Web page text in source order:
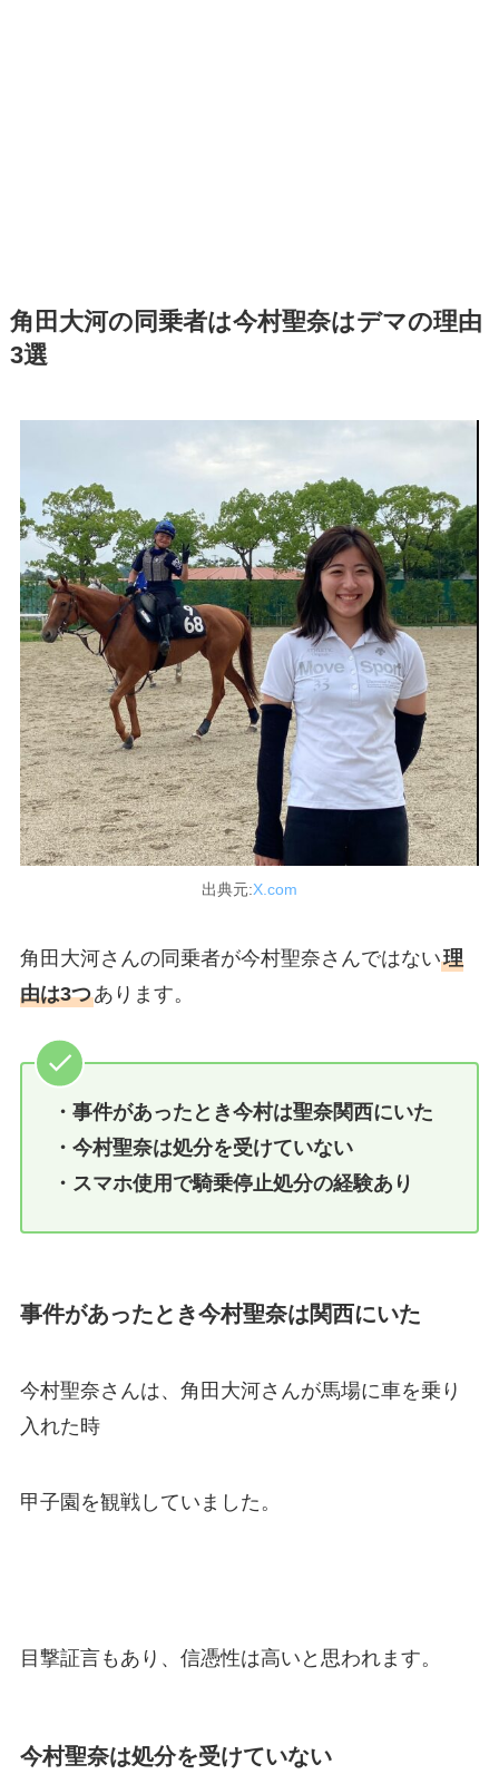
角田大河の同乗者は今村聖奈はデマの理由
3選
出典元:X.com
角田大河さんの同乗者が今村聖奈さんではない理
由は3つあります。
・事件があったとき今村は聖奈関西にいた
・今村聖奈は処分を受けていない
・スマホ使用で騎乗停止処分の経験あり
事件があったとき今村聖奈は関西にいた
今村聖奈さんは、角田大河さんが馬場に車を乗り
入れた時
甲子園を観戦していました。
目撃証言もあり、信憑性は高いと思われます。
今村聖奈は処分を受けていない